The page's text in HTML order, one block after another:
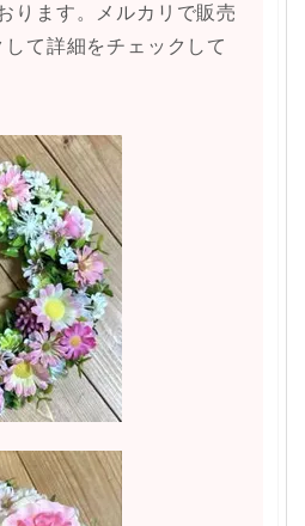
ります。メルカリで販売
て詳細をチェックして